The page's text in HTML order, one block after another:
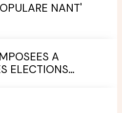
NANT'
A
ELECTIONS